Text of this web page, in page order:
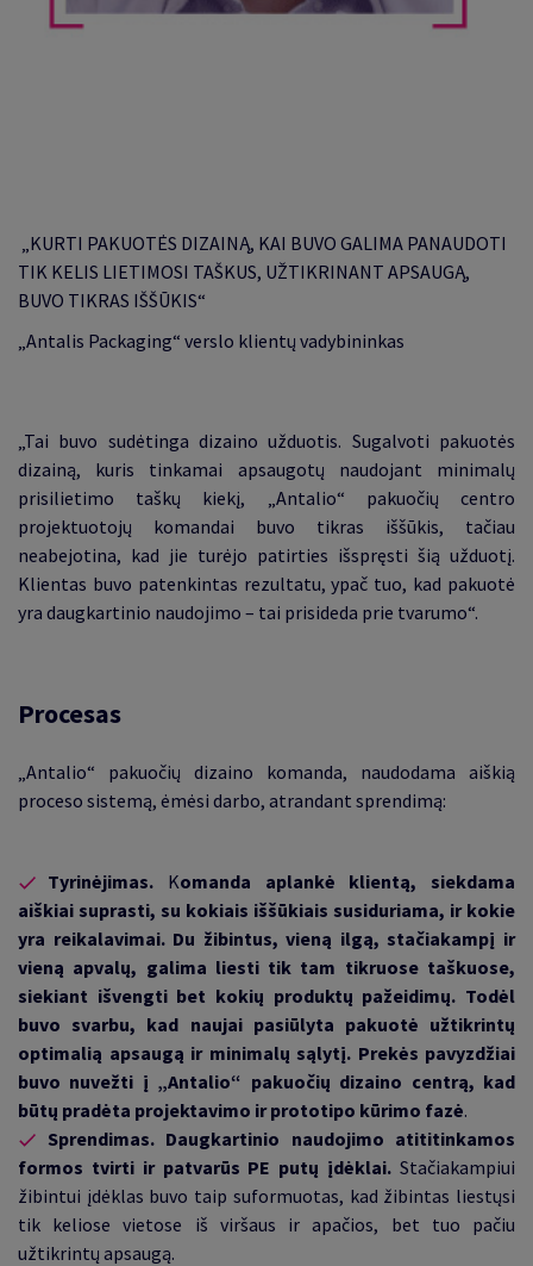
KURTI PAKUOTĖS DIZAINĄ, KAI BUVO GALIMA PANAUDOTI
TIK KELIS LIETIMOSI TAŠKUS, UŽTIKRINANT APSAUGĄ,
BUVO TIKRAS IŠŠŪKIS“
„Antalis Packaging“ verslo klientų vadybininkas
„Tai buvo sudėtinga dizaino užduotis. Sugalvoti pakuotės
dizainą, kuris tinkamai apsaugotų naudojant minimalų
prisilietimo taškų kiekį, „Antalio“
pakuočių centro
projektuotojų komandai buvo tikras iššūkis, tačiau
neabejotina, kad jie turėjo patirties išspręsti šią užduotį.
Klientas buvo patenkintas rezultatu, ypač tuo, kad pakuotė
yra daugkartinio naudojimo – tai prisideda prie tvarumo“.
Procesas
„Antalio“ pakuočių dizaino komanda, naudodama aiškią
proceso sistemą, ėmėsi darbo, atrandant sprendimą:
Tyrinėjimas. Komanda aplankė klientą, siekdama
aiškiai suprasti, su kokiais iššūkiais susiduriama, ir kokie
yra reikalavimai. Du žibintus, vieną ilgą, stačiakampį ir
vieną apvalų, galima liesti tik tam tikruose taškuose,
siekiant išvengti bet kokių produktų pažeidimų. Todėl
buvo svarbu, kad naujai pasiūlyta pakuotė užtikrintų
optimalią apsaugą ir minimalų sąlytį. Prekės pavyzdžiai
buvo nuvežti į „Antalio“ pakuočių dizaino centrą, kad
būtų pradėta projektavimo ir prototipo kūrimo fazė.
Sprendimas. Daugkartinio naudojimo atititinkamos
formos tvirti ir patvarūs PE putų įdėklai. Stačiakampiui
žibintui įdėklas buvo taip suformuotas, kad žibintas liestųsi
tik keliose vietose iš viršaus ir apačios, bet tuo pačiu
užtikrintų apsaugą.